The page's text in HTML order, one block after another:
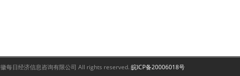
每日经济信息咨询有限公司 All rights reserved. 皖ICP备20006018号